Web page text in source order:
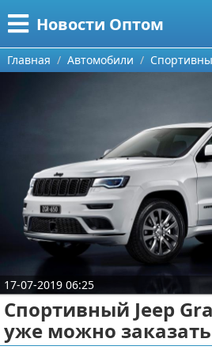
Новости Оптом
Меню
Главная
Информационные технологии
Автомобили
Знаменитости
Политика
Природа
Философия
Культура
О проекте
Контакты
Сотрудничество
Размещение рекламы
Для правообладателей
Условия предоставления
Главная Автомобили
17-07-2019 06:25
Спортивный Jeep
уже можно заказать